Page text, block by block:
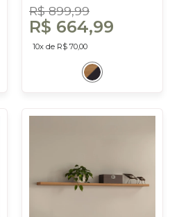
R$ 899,99
R$ 664,99
10x de R$ 70,00